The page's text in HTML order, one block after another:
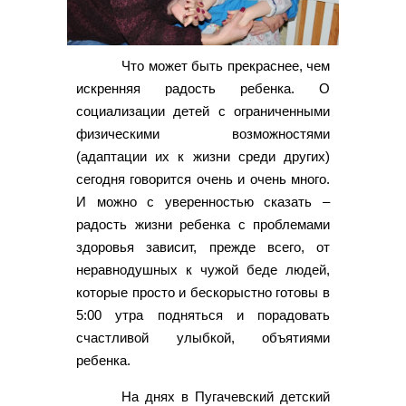
Что может быть прекраснее, чем
искренняя радость ребенка. О
социализации детей с ограниченными
физическими возможностями
(адаптации их к жизни среди других)
сегодня говорится очень и очень много.
И можно с уверенностью сказать –
радость жизни ребенка с проблемами
здоровья зависит, прежде всего, от
неравнодушных к чужой беде людей,
которые просто и бескорыстно готовы в
5:00 утра подняться и порадовать
счастливой улыбкой, объятиями
ребенка.
На днях в Пугачевский детский